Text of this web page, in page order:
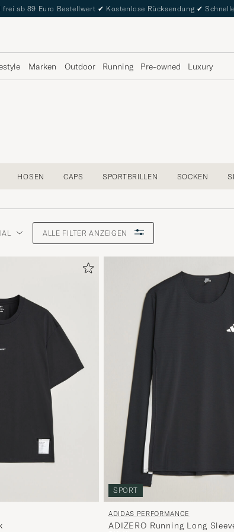
frei ab 89 Euro Bestellwert ✔ Kostenlose Rücksendung ✔
Marken Outdoor Running Pre-owned Luxury
HOSEN CAPS SPORTBRILLEN SOCKEN
ALLE FILTER ANZEIGEN
SPORT
ADIDAS PERFORMANCE
ADIZERO Running Long